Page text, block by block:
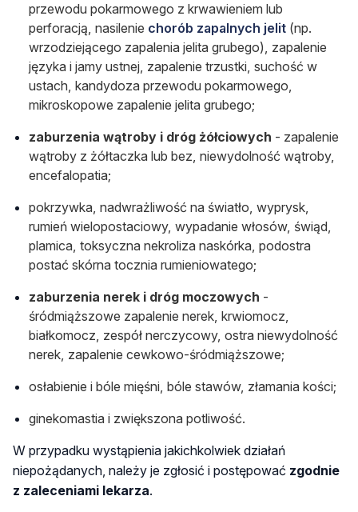
przewodu pokarmowego z krwawieniem lub
perforacją, nasilenie chorób zapalnych jelit (np.
wrzodziejącego zapalenia jelita grubego), zapalenie
języka i jamy ustnej, zapalenie trzustki, suchość w
ustach, kandydoza przewodu pokarmowego,
mikroskopowe zapalenie jelita grubego;
zaburzenia wątroby i dróg żółciowych - zapalenie
wątroby z żółtaczka lub bez, niewydolność wątroby,
encefalopatia;
pokrzywka, nadwrażliwość na światło, wyprysk,
rumień wielopostaciowy, wypadanie włosów, świąd,
plamica, toksyczna nekroliza naskórka, podostra
postać skórna tocznia rumieniowatego;
zaburzenia nerek i dróg moczowych -
śródmiąższowe zapalenie nerek, krwiomocz,
białkomocz, zespół nerczycowy, ostra niewydolność
nerek, zapalenie cewkowo-śródmiąższowe;
osłabienie i bóle mięśni, bóle stawów, złamania kości;
ginekomastia i zwiększona potliwość.
W przypadku wystąpienia jakichkolwiek działań
niepożądanych, należy je zgłosić i postępować zgodnie
z zaleceniami lekarza.